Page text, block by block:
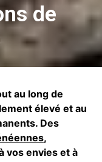
de
au long de
élevé et au
Des
,
vos envies et à